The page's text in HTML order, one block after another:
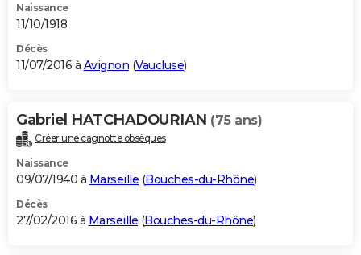
Naissance
11/10/1918
Décès
11/07/2016 à Avignon (Vaucluse)
Gabriel HATCHADOURIAN (75 ans)
Créer une cagnotte obsèques
Naissance
09/07/1940 à Marseille (Bouches-du-Rhône)
Décès
27/02/2016 à Marseille (Bouches-du-Rhône)